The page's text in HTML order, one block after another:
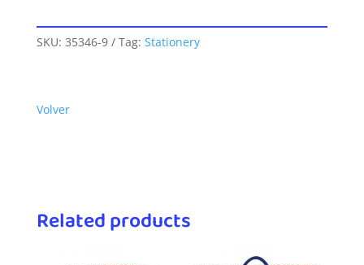
SKU: 35346-9 Tag: Stationery
Volver
Related products